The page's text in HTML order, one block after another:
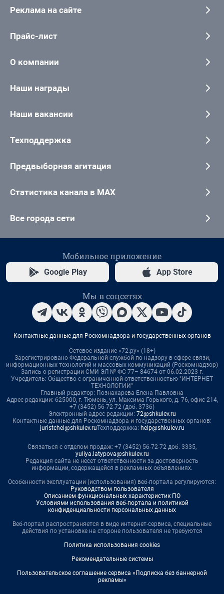
Реклама на сайте
Прайс-лист
О компании
Наши награды
Наши вакансии
Техподдержка
Предвыборная агитация
Статистика канала в MAX
Все города сети
Мобильное приложение
Google Play App Store
Мы в соцсетях
Контактные данные для Роскомнадзора и государственных органов
Сетевое издание «72.ру» (18+)
Зарегистрировано Федеральной службой по надзору в сфере связи,
информационных технологий и массовых коммуникаций (Роскомнадзор)
Запись о регистрации СМИ ЭЛ № ФС 77– 84674 от 06.02.2023 г.
Учредитель: Общество с ограниченной ответственностью "ИНТЕРНЕТ
ТЕХНОЛОГИИ"
Главный редактор: Познахарева Елена Павловна
Адрес редакции: 625000, г. Тюмень, ул. Максима Горького, д. 76, офис 214,
+7 (3452) 56-72-72 (доб. 3736)
Электронный адрес редакции: 72@shkulev.ru
Контактные данные для Роскомнадзора и государственных органов:
juristchel@shkulev.ruТехподдержка: help@shkulev.ru
Связаться с отделом продаж: +7 (3452) 56-72-72 доб. 3335,
yuliya.latypova@shkulev.ru
Редакция сайта не несет ответственности за достоверность
информации, содержащейся в рекламных объявлениях.
Особенности эксплуатации (использования) веб-портала регулируются:
Руководством пользователя
Описанием функциональных характеристик ПО
Условиями использования веб-портала и политикой
конфиденциальности персональных данных
Веб-портал распространяется в виде интернет-сервиса, специальные
действия по установке на стороне пользователя не требуются
Политика использования cookies
Рекомендательные системы
Пользовательское соглашение сервиса «Подписка без баннерной
рекламы»